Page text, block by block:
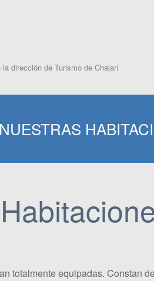
dirección de Turismo de Chajarí
totalmente equipadas. Constan